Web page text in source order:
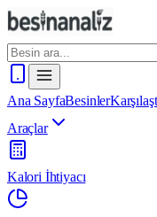
Ana SayfaBesinler
Araçlar
Kalori İhtiyacı